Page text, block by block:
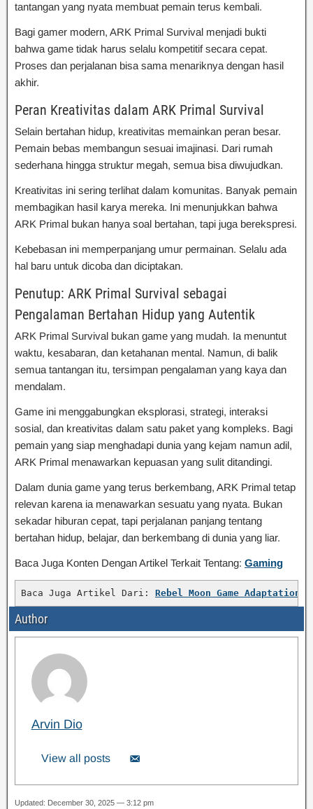
tantangan yang nyata membuat pemain terus kembali.
Bagi gamer modern, ARK Primal Survival menjadi bukti
bahwa game tidak harus selalu kompetitif secara cepat.
Proses dan perjalanan bisa sama menariknya dengan hasil
akhir.
Peran Kreativitas dalam ARK Primal Survival
Selain bertahan hidup, kreativitas memainkan peran besar.
Pemain bebas membangun sesuai imajinasi. Dari rumah
sederhana hingga struktur megah, semua bisa diwujudkan.
Kreativitas ini sering terlihat dalam komunitas. Banyak pemain
membagikan hasil karya mereka. Ini menunjukkan bahwa
ARK Primal bukan hanya soal bertahan, tapi juga berekspresi.
Kebebasan ini memperpanjang umur permainan. Selalu ada
hal baru untuk dicoba dan diciptakan.
Penutup: ARK Primal Survival sebagai
Pengalaman Bertahan Hidup yang Autentik
ARK Primal Survival bukan game yang mudah. Ia menuntut
waktu, kesabaran, dan ketahanan mental. Namun, di balik
semua tantangan itu, tersimpan pengalaman yang kaya dan
mendalam.
Game ini menggabungkan eksplorasi, strategi, interaksi
sosial, dan kreativitas dalam satu paket yang kompleks. Bagi
pemain yang siap menghadapi dunia yang kejam namun adil,
ARK Primal menawarkan kepuasan yang sulit ditandingi.
Dalam dunia game yang terus berkembang, ARK Primal tetap
relevan karena ia menawarkan sesuatu yang nyata. Bukan
sekadar hiburan cepat, tapi perjalanan panjang tentang
bertahan hidup, belajar, dan berkembang di dunia yang liar.
Baca Juga Konten Dengan Artikel Terkait Tentang: Gaming
Baca Juga Artikel Dari: Rebel Moon Game
Author
Arvin Dio
View all posts
Updated: December 30, 2025 — 3:12 pm